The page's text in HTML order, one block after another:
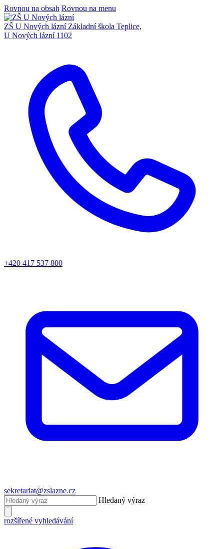
Rovnou na obsah Rovnou na menu
ZŠ U Nových lázní Základní škola Teplice,
U Nových lázní 1102
+420 417 537 800
sekretariat@zslazne.cz
Hledaný výraz
rozšířené vyhledávání